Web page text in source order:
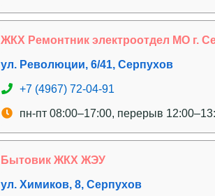
ЖКХ Ремонтник электроотдел МО г.
ул. Революции, 6/41, Серпухов
+7 (4967) 72-04-91
пн-пт 08:00–17:00, перерыв
Бытовик ЖКХ ЖЭУ
ул. Химиков, 8, Серпухов